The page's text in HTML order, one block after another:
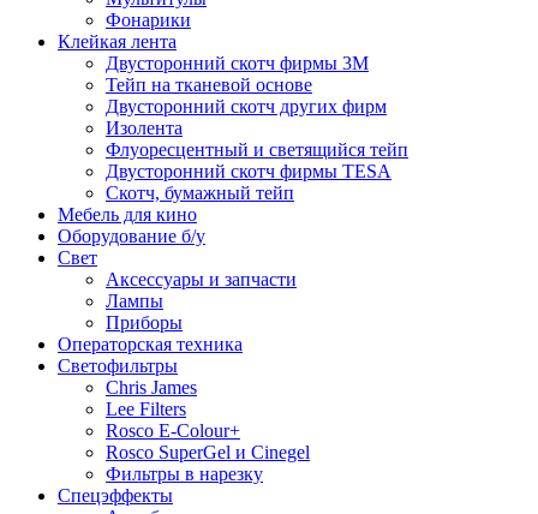
Фонарики
Клейкая лента
Двусторонний скотч фирмы 3M
Тейп на тканевой основе
Двусторонний скотч других фирм
Изолента
Флуоресцентный и светящийся тейп
Двусторонний скотч фирмы TESA
Скотч, бумажный тейп
Мебель для кино
Оборудование б/у
Свет
Аксессуары и запчасти
Лампы
Приборы
Операторская техника
Светофильтры
Chris James
Lee Filters
Rosco E-Colour+
Rosco SuperGel и Cinegel
Фильтры в нарезку
Спецэффекты